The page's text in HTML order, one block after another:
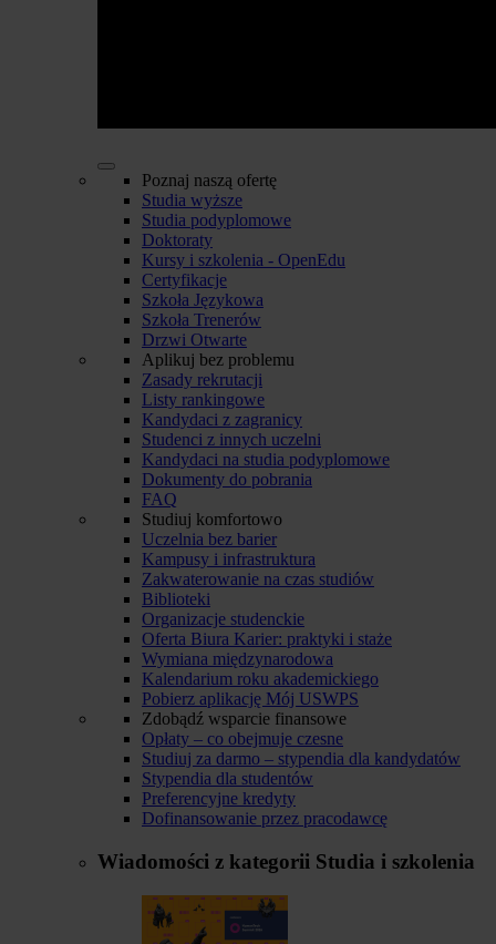
Poznaj naszą ofertę
Studia wyższe
Studia podyplomowe
Doktoraty
Kursy i szkolenia - OpenEdu
Certyfikacje
Szkoła Językowa
Szkoła Trenerów
Drzwi Otwarte
Aplikuj bez problemu
Zasady rekrutacji
Listy rankingowe
Kandydaci z zagranicy
Studenci z innych uczelni
Kandydaci na studia podyplomowe
Dokumenty do pobrania
FAQ
Studiuj komfortowo
Uczelnia bez barier
Kampusy i infrastruktura
Zakwaterowanie na czas studiów
Biblioteki
Organizacje studenckie
Oferta Biura Karier: praktyki i staże
Wymiana międzynarodowa
Kalendarium roku akademickiego
Pobierz aplikację Mój USWPS
Zdobądź wsparcie finansowe
Opłaty – co obejmuje czesne
Studiuj za darmo – stypendia dla kandydatów
Stypendia dla studentów
Preferencyjne kredyty
Dofinansowanie przez pracodawcę
Wiadomości z kategorii Studia i szkolenia